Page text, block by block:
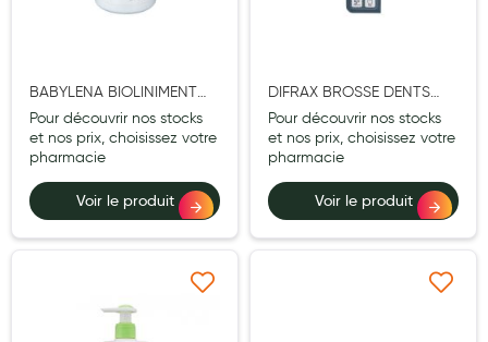
BABYLENA BIOLINIMENT
OLEOCALCAIRE 400ML
Pour découvrir nos stocks
et nos prix, choisissez votre
pharmacie
Voir le produit
DIFRAX BROSSE DENTS
DOIGT
Pour découvrir nos stocks
et nos prix, choisissez votre
pharmacie
Voir le produit
Ajouter à ma liste d’envie Ajouter à ma liste